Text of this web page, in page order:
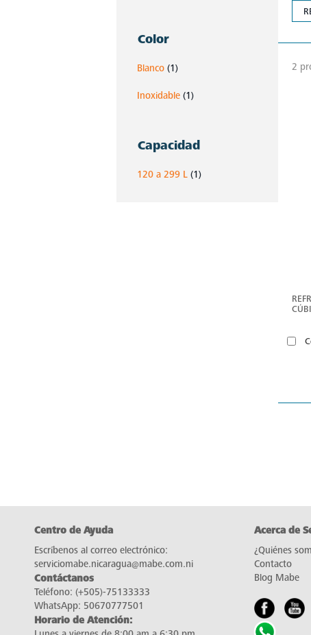
Color
Blanco (1)
Inoxidable (1)
Capacidad
120 a 299 L (1)
2
Centro de Ayuda
Escríbenos al correo electrónico:
serviciomabe.nicaragua@mabe.com.ni
Contáctanos
Teléfono: (+505)-75133333
WhatsApp: 50670777501
Horario de Atención:
Acerca de
¿Quiénes
Contacto
Blog Mabe